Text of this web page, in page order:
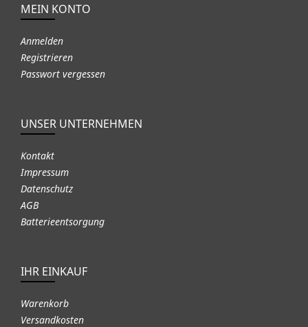
MEIN KONTO
Anmelden
Registrieren
Passwort vergessen
UNSER UNTERNEHMEN
Kontakt
Impressum
Datenschutz
AGB
Batterieentsorgung
IHR EINKAUF
Warenkorb
Versandkosten